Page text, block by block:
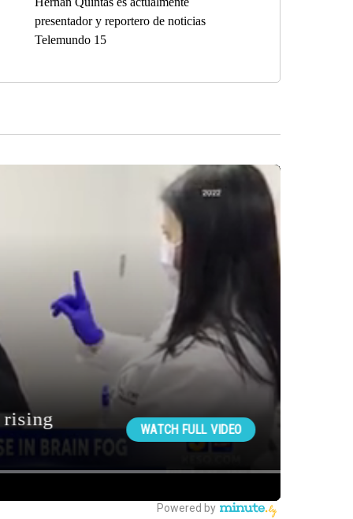
presentador y reportero de noticias
Telemundo 15